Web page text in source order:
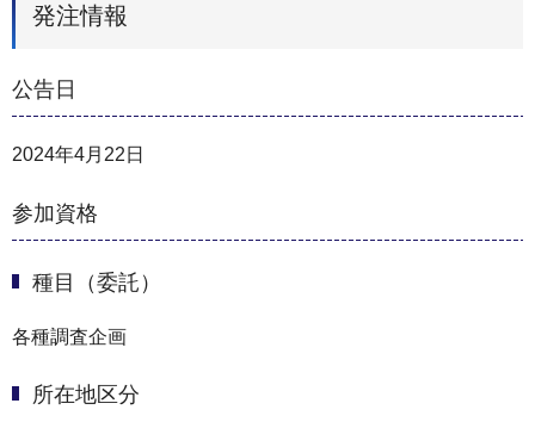
発注情報
公告日
2024年4月22日
参加資格
種目（委託）
各種調査企画
所在地区分